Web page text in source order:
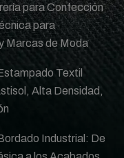
para Confección
para
Marcas de Moda
Textil
Alta Densidad,
Industrial: De